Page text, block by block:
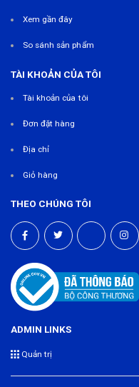
Xem gần đây
So sánh sản phẩm
TÀI KHOẢN CỦA TÔI
Tài khoản của tôi
Đơn đặt hàng
Địa chỉ
Giỏ hàng
THEO CHÚNG TÔI
ADMIN LINKS
Quản trị